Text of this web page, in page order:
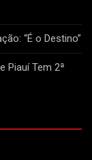
“É o Destino”
Piauí Tem 2ª